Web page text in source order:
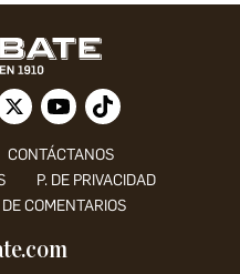
CONTÁCTANOS
P. DE PRIVACIDAD
DE COMENTARIOS